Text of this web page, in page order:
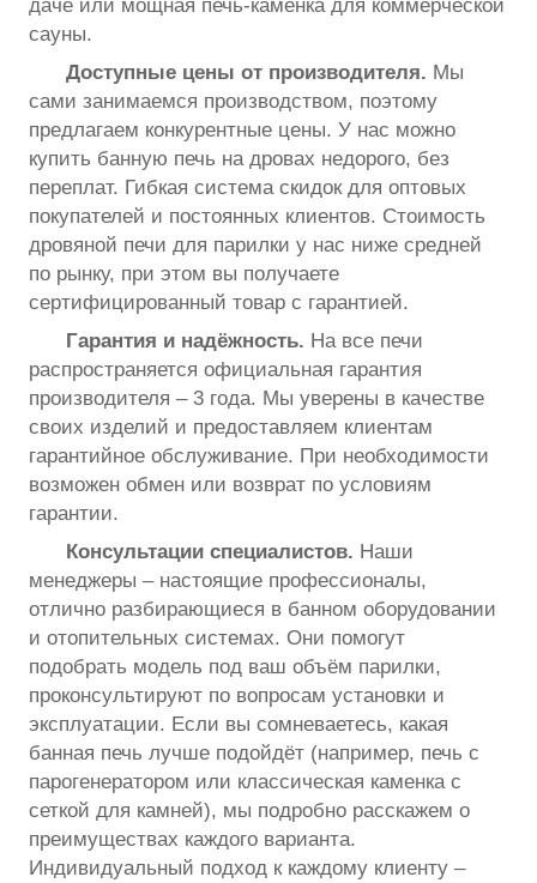
даче или мощная печь-каменка для коммерческой
сауны.
Доступные цены от производителя. Мы
сами занимаемся производством, поэтому
предлагаем конкурентные цены. У нас можно
купить банную печь на дровах недорого, без
переплат. Гибкая система скидок для оптовых
покупателей и постоянных клиентов. Стоимость
дровяной печи для парилки у нас ниже средней
по рынку, при этом вы получаете
сертифицированный товар с гарантией.
Гарантия и надёжность. На все печи
распространяется официальная гарантия
производителя – 3 года. Мы уверены в качестве
своих изделий и предоставляем клиентам
гарантийное обслуживание. При необходимости
возможен обмен или возврат по условиям
гарантии.
Консультации специалистов. Наши
менеджеры – настоящие профессионалы,
отлично разбирающиеся в банном оборудовании
и отопительных системах. Они помогут
подобрать модель под ваш объём парилки,
проконсультируют по вопросам установки и
эксплуатации. Если вы сомневаетесь, какая
банная печь лучше подойдёт (например, печь с
парогенератором или классическая каменка с
сеткой для камней), мы подробно расскажем о
преимуществах каждого варианта.
Индивидуальный подход к каждому клиенту –